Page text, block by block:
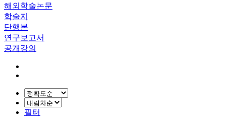
해외학술논문
학술지
단행본
연구보고서
공개강의
필터